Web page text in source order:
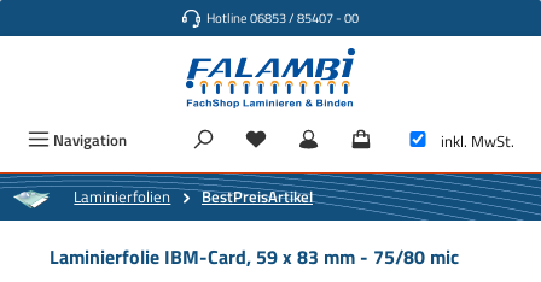
Hotline 06853 / 85407 - 00
Navigation inkl. MwSt.
Laminierfolien BestPreisArtikel
Laminierfolie IBM-Card, 59 x 83 mm - 75/80 mic